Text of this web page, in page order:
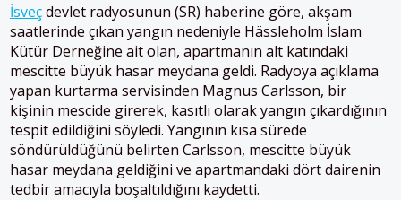
İsveçdevlet radyosunun (SR) haberine göre, akşam
saatlerinde çıkan yangın nedeniyle Hässleholm İslam
Kütür Derneğine ait olan, apartmanın alt katındaki
mescitte büyük hasar meydana geldi. Radyoya açıklama
yapan kurtarma servisinden Magnus Carlsson, bir
kişinin mescide girerek, kasıtlı olarak yangın çıkardığının
tespit edildiğini söyledi. Yangının kısa sürede
söndürüldüğünü belirten Carlsson, mescitte büyük
hasar meydana geldiğini ve apartmandaki dört dairenin
tedbir amacıyla boşaltıldığını kaydetti.